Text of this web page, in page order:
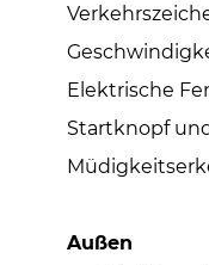
Elektrische
Startknopf
Außen